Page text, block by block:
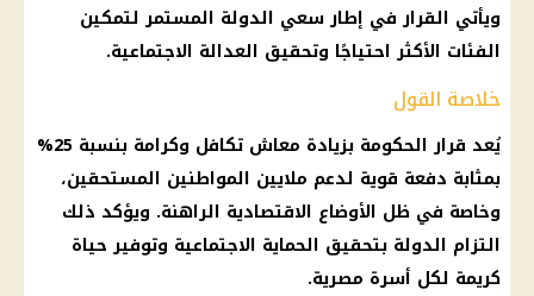
ويأتي القرار في إطار سعي الدولة المستمر لتمكين
الفئات الأكثر احتياجًا وتحقيق العدالة الاجتماعية.
خلاصة القول
يُعد قرارالحكومة بزيادة معاش تكافل وكرامة
بنسبة 25%
بمثابة دفعة قوية لدعم ملايين المواطنين المستحقين،
وخاصة في ظل الأوضاع الاقتصادية الراهنة. ويؤكد ذلك
التزام الدولة بتحقيق الحماية الاجتماعية وتوفير حياة
كريمة لكل أسرة مصرية.